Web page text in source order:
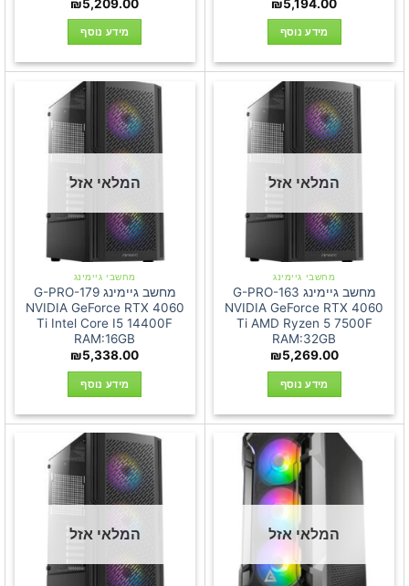
₪5,194.00
מידע נוסף
₪5,209.00
מידע נוסף
המלאי אזל
מחשבי גיימינג
מחשב גיימינג G-PRO-163
NVIDIA GeForce RTX 4060
Ti AMD Ryzen 5 7500F
RAM:32GB
₪5,269.00
מידע נוסף
המלאי אזל
מחשבי גיימינג
מחשב גיימינג G-PRO-179
NVIDIA GeForce RTX 4060
Ti Intel Core I5 14400F
RAM:16GB
₪5,338.00
מידע נוסף
המלאי אזל המלאי אזל